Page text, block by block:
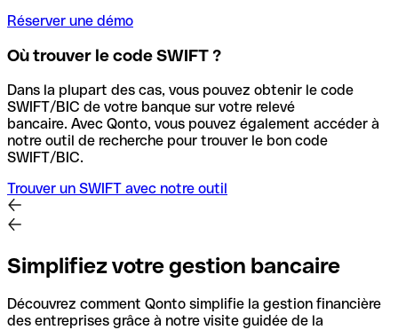
Réserver une démo
Où trouver le code SWIFT ?
Dans la plupart des cas, vous pouvez obtenir le code
SWIFT/BIC de votre banque sur votre relevé
bancaire. Avec Qonto, vous pouvez également accéder à
notre outil de recherche pour trouver le bon code
SWIFT/BIC.
Trouver un SWIFT avec notre outil
Simplifiez votre gestion bancaire
Découvrez comment Qonto simplifie la gestion financière
des entreprises grâce à notre visite guidée de la